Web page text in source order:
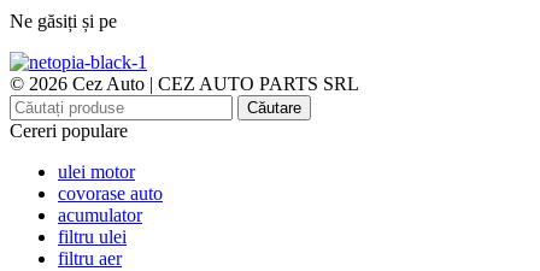
Ne găsiți și pe
© 2026 Cez Auto | CEZ AUTO PARTS SRL
Căutare
Cereri populare
ulei motor
covorase auto
acumulator
filtru ulei
filtru aer